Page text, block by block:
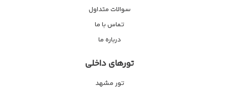
سوالات متداول
تماس با ما
درباره ما
تورهای داخلی
تور مشهد